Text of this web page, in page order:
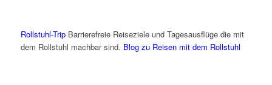
Rollstuhl-TripBarrierefreie Reiseziele und Tagesausflüge die mit
dem Rollstuhl machbar sind. Blog zu Reisen mit dem Rollstuhl